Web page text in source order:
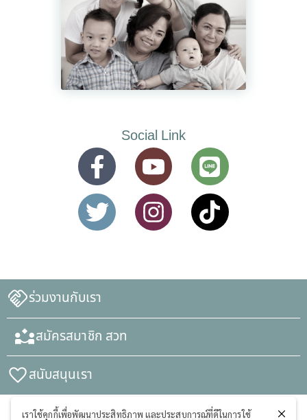
Social Link
ร่วมงานกับเรา
สมัครสมาชิก สวท
สนับสนุนเรา
เราใช้คุกกี้เพื่อพัฒนาประสิทธิภาพ และประสบการณ์ที่ดีในการใช้